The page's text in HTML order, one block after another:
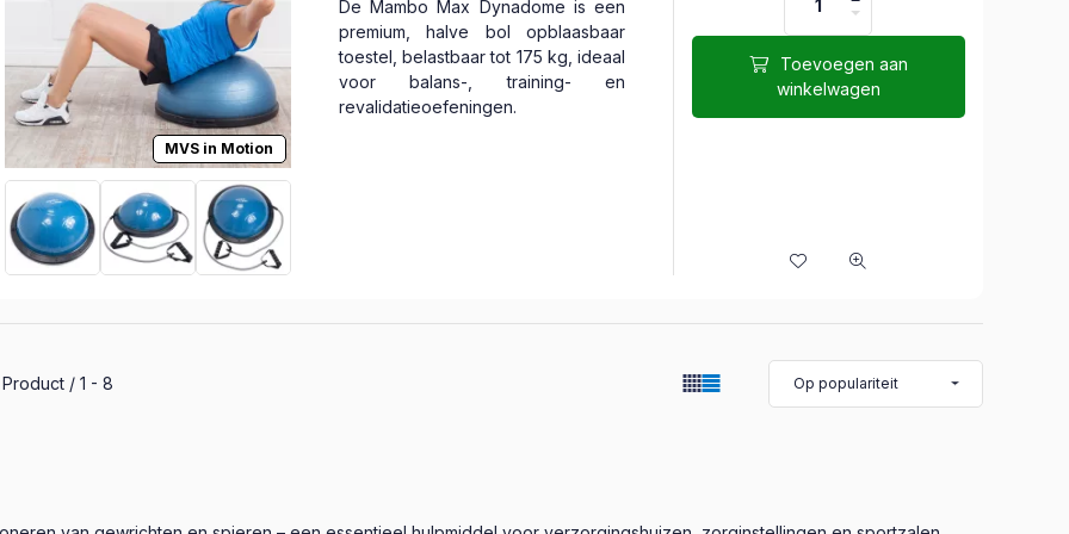
MVS in Motion
De Mambo Max Dynadome is een
premium, halve bol opblaasbaar
toestel, belastbaar tot 175 kg, ideaal
voor balans-, training- en
revalidatieoefeningen.
Toevoegen aan
winkelwagen
producten in de categorie
Product 1 8